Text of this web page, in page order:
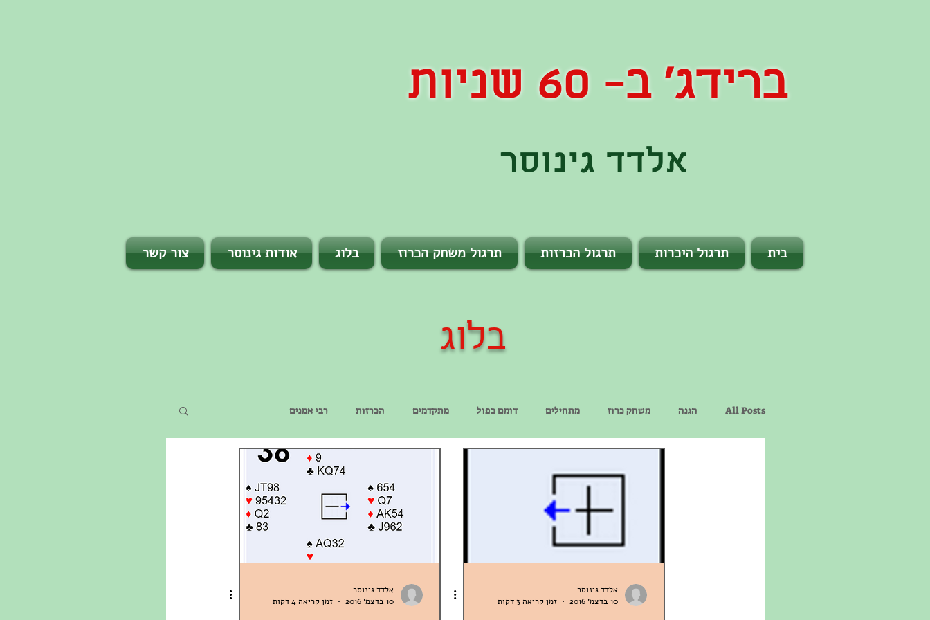
ברידג' ב- 60 שניות
אלדד גינוסר
בית תרגול היכרות תרגול הכרזות תרגול משחק הכרוז בלוג אודות גינוסר צור קשר
בלוג
All Posts הגנה משחק כרוז מתחילים דומם כפול מתקדמים הכרזות רבי אמנים
אלדד גינוסר
10 בדצמ׳ 2016
זמן קריאה 3 דקות
אלדד גינוסר
10 בדצמ׳ 2016
זמן קריאה 4 דקות